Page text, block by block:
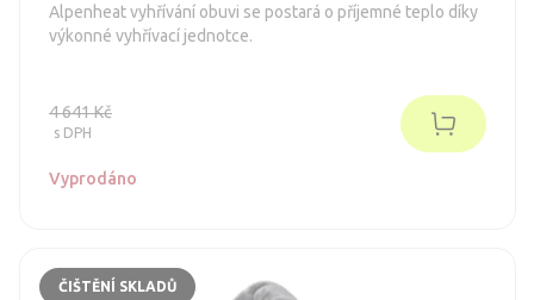
Alpenheat vyhřívání obuvi se postará o příjemné teplo díky
výkonné vyhřívací jednotce.
4 641 Kč
s DPH
Vyprodáno
ČIŠTĚNÍ SKLADŮ